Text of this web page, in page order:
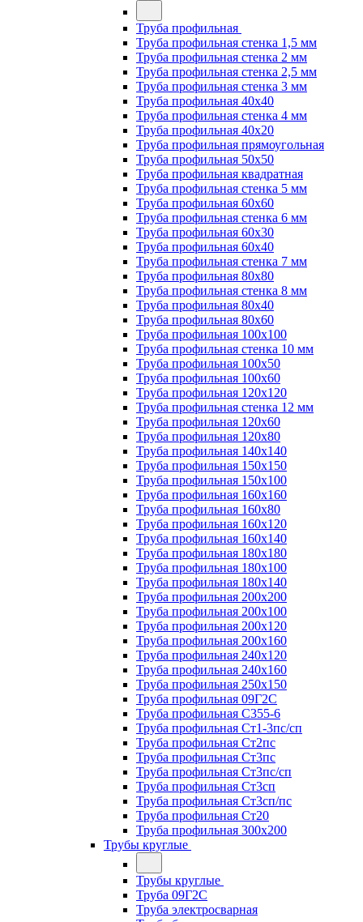
Труба профильная
Труба профильная стенка 1,5 мм
Труба профильная стенка 2 мм
Труба профильная стенка 2,5 мм
Труба профильная стенка 3 мм
Труба профильная 40х40
Труба профильная стенка 4 мм
Труба профильная 40х20
Труба профильная прямоугольная
Труба профильная 50х50
Труба профильная квадратная
Труба профильная стенка 5 мм
Труба профильная 60х60
Труба профильная стенка 6 мм
Труба профильная 60х30
Труба профильная 60х40
Труба профильная стенка 7 мм
Труба профильная 80х80
Труба профильная стенка 8 мм
Труба профильная 80х40
Труба профильная 80х60
Труба профильная 100х100
Труба профильная стенка 10 мм
Труба профильная 100х50
Труба профильная 100х60
Труба профильная 120х120
Труба профильная стенка 12 мм
Труба профильная 120х60
Труба профильная 120х80
Труба профильная 140х140
Труба профильная 150х150
Труба профильная 150х100
Труба профильная 160х160
Труба профильная 160х80
Труба профильная 160х120
Труба профильная 160х140
Труба профильная 180х180
Труба профильная 180х100
Труба профильная 180х140
Труба профильная 200х200
Труба профильная 200х100
Труба профильная 200х120
Труба профильная 200х160
Труба профильная 240х120
Труба профильная 240х160
Труба профильная 250х150
Труба профильная 09Г2С
Труба профильная С355-6
Труба профильная Ст1-3пс/сп
Труба профильная Ст2пс
Труба профильная Ст3пс
Труба профильная Ст3пс/сп
Труба профильная Ст3сп
Труба профильная Ст3сп/пс
Труба профильная Ст20
Труба профильная 300х200
Трубы круглые
Трубы круглые
Труба 09Г2С
Труба электросварная